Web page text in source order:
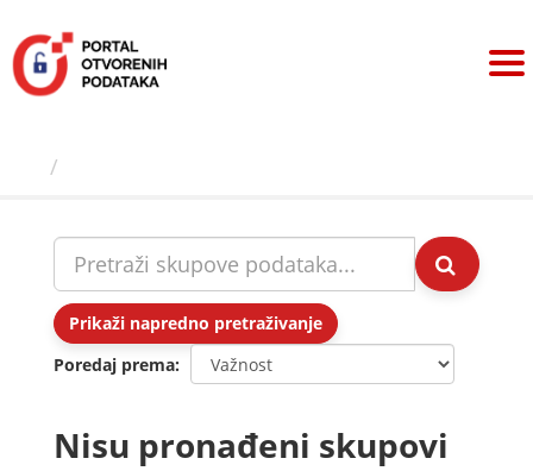
sadržaj
Prikaži napredno pretraživanje
Poredaj prema
Nisu pronađeni skupovi